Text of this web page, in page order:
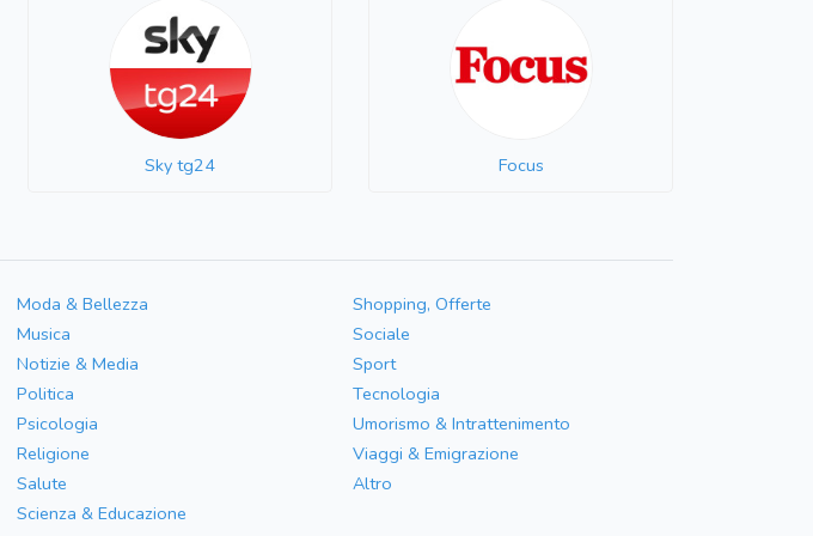
Sky tg24 Focus
Moda & Bellezza
Musica
Notizie & Media
Politica
Psicologia
Religione
Salute
Scienza & Educazione
Shopping, Offerte
Sociale
Sport
Tecnologia
Umorismo & Intrattenimento
Viaggi & Emigrazione
Altro